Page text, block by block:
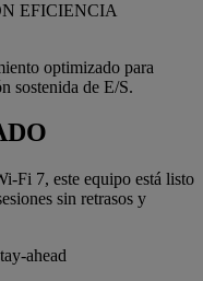
EFICIENCIA
optimizado para
sostenida de E/S.
Fi 7, este equipo está listo
sin retrasos y